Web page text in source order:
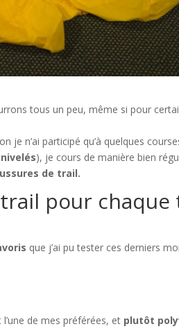
tous un peu, même si pour
je n’ai participé qu’à quelques
), je cours de manière bien
de trail.
pour chaque
que j’ai pu tester ces derniers
l’une de mes préférées, et plutôt